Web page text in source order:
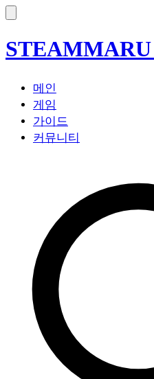
STEAMMARU
메인
게임
가이드
커뮤니티